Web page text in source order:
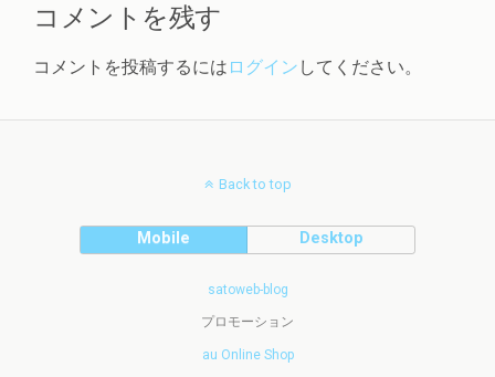
コメントを残す
コメントを投稿するには ログイン してください。
Back to top
Mobile Desktop
satoweb-blog
プロモーション
au Online Shop